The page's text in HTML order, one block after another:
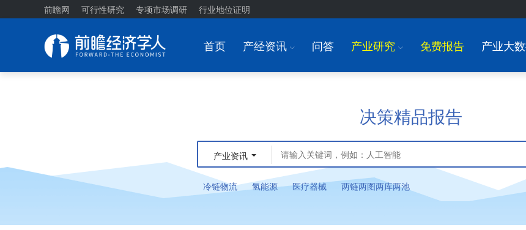
前瞻网 可行性研究 专项市场调研 行业地位证明
首页 产经资讯 I 问答 产业研究 I 免费报告 产业大
决策精品报告
产业资讯
冷链物流 氢能源 医疗器械 两链两图两库两池